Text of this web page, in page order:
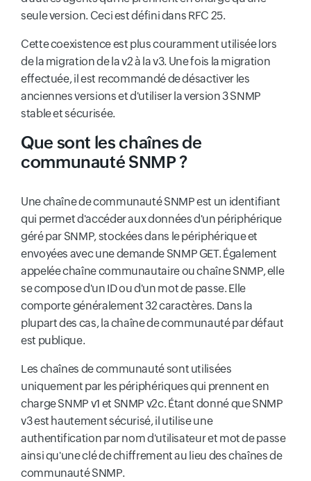
seule version. Ceci est défini dans RFC 25.
Cette coexistence est plus couramment utilisée lors
de la migration de la v2 à la v3. Une fois la migration
effectuée, il est recommandé de désactiver les
anciennes versions et d'utiliser la version 3 SNMP
stable et sécurisée.
Que sont les chaînes de
communauté SNMP ?
Une chaîne de communauté SNMP est un identifiant
qui permet d'accéder aux données d'un périphérique
géré par SNMP, stockées dans le périphérique et
envoyées avec une demande SNMP GET. Également
appelée chaîne communautaire ou chaîne SNMP, elle
se compose d'un ID ou d'un mot de passe. Elle
comporte généralement 32 caractères. Dans la
plupart des cas, la chaîne de communauté par défaut
est publique.
Les chaînes de communauté sont utilisées
uniquement par les périphériques qui prennent en
charge SNMP v1 et SNMP v2c. Étant donné que SNMP
v3 est hautement sécurisé, il utilise une
authentification par nom d'utilisateur et mot de passe
ainsi qu'une clé de chiffrement au lieu des chaînes de
communauté SNMP.